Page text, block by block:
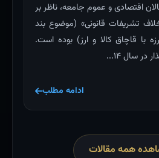
اقتصادی و عموم جامعه، ناظر بر
تشریفات قانونی» (موضوع بند
مبارزه با قاچاق کالا و ارز) بوده است.
سال ۱۴...
ادامه مطلب
همه مقالات